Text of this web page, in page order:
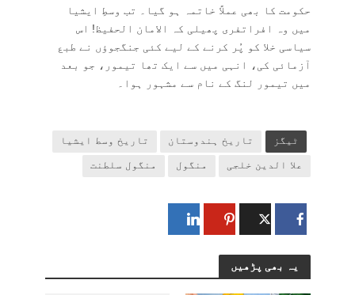
حکومت کا بھی عملاً خاتمہ ہو گیا۔ تب وسطِ ایشیا
میں وہ افراتفری پھیلی کہ الامان الحفیظ! اس
سیاسی خلا کو پُر کرنے کے لیے کئی جنگجوؤں نے طبع
آزمائی کی، انہی میں سے ایک تھا تیمور، جو بعد
میں تیمور لنگ کے نام سے مشہور ہوا۔
ٹیگز تاریخ ہندوستان تاریخ وسط ایشیا
علا الدین خلجی منگول منگول سلطنت
یہ بھی پڑھیں